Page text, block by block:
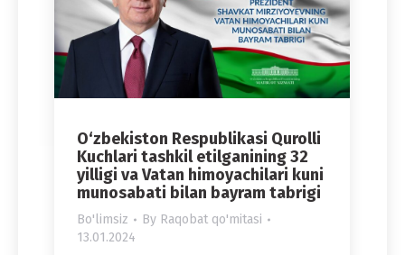
O‘zbekiston Respublikasi Qurolli
Kuchlari tashkil etilganining 32
yilligi va Vatan himoyachilari kuni
munosabati bilan bayram tabrigi
Bo'limsiz By Raqobat qo'mitasi
13.01.2024